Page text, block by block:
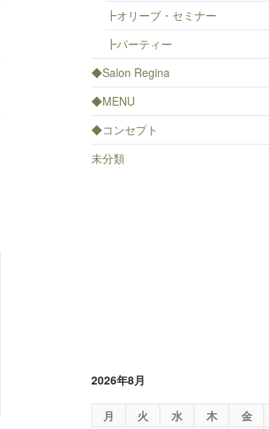
┣オリーブ・セミナー
┣パーティー
◆Salon Regina
◆MENU
◆コンセプト
未分類
2026年8月
月 火 水 木 金